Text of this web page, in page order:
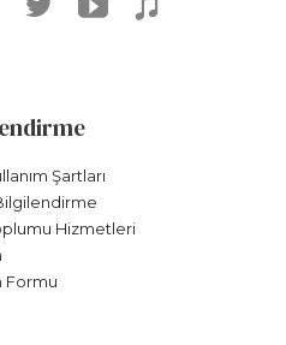
Şartları
Hizmetleri
Formu